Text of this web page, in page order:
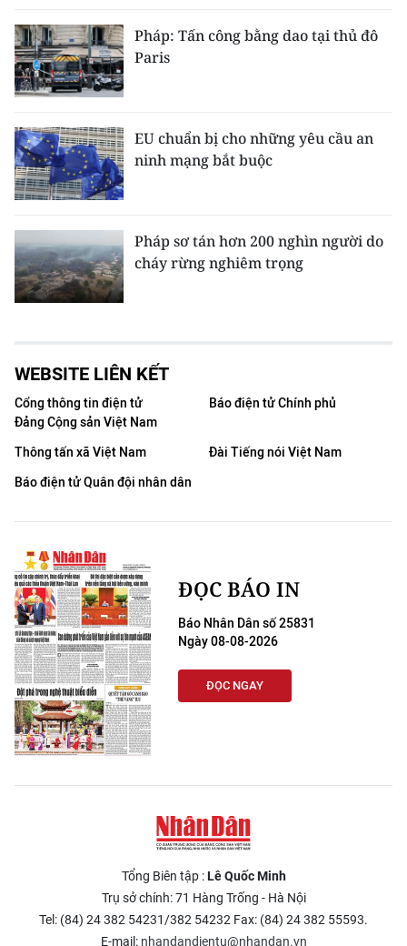
Pháp: Tấn công bằng dao tại thủ đô
Paris
EU chuẩn bị cho những yêu cầu an
ninh mạng bắt buộc
Pháp sơ tán hơn 200 nghìn người do
cháy rừng nghiêm trọng
WEBSITE LIÊN KẾT
Cổng thông tin điện tử
Đảng Cộng sản Việt Nam
Báo điện tử Chính phủ
Thông tấn xã Việt Nam
Đài Tiếng nói Việt Nam
Báo điện tử Quân đội nhân dân
ĐỌC BÁO IN
Báo Nhân Dân số 25831
Ngày 08-08-2026
ĐỌC NGAY
Tổng Biên tập :Lê Quốc Minh
Trụ sở chính: 71 Hàng Trống - Hà Nội
Tel: (84) 24 382 54231/382 54232 Fax: (84) 24 382 55593.
E-mail: nhandandientu@nhandan.vn